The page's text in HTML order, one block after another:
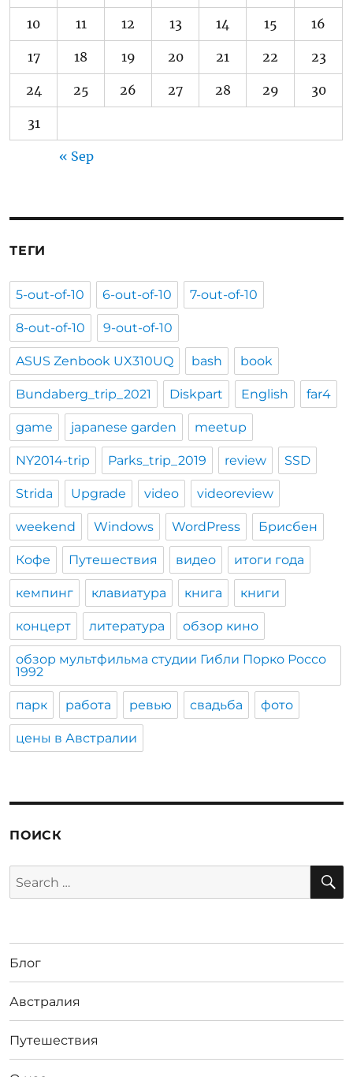
10 11 12 13 14 15 16
17 18 19 20 21 22 23
24 25 26 27 28 29 30
31
« Sep
ТЕГИ
5-out-of-10 6-out-of-10 7-out-of-10
8-out-of-10 9-out-of-10
ASUS Zenbook UX310UQ bash book
Bundaberg_trip_2021 Diskpart English far4
game japanese garden meetup
NY2014-trip Parks_trip_2019 review SSD
Strida Upgrade video videoreview
weekend Windows WordPress Брисбен
Кофе Путешествия видео итоги года
кемпинг клавиатура книга книги
концерт литература обзор кино
обзор мультфильма студии Гибли Порко Россо
1992
парк работа ревью свадьба фото
цены в Австралии
ПОИСК
Search
for:
Блог
Австралия
Путешествия